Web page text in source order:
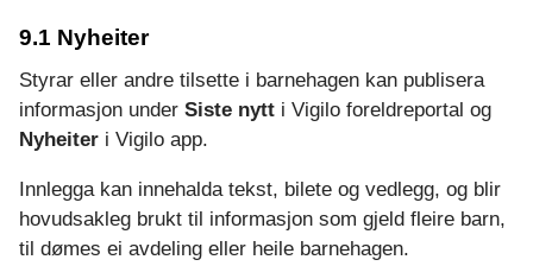
9.1 Nyheiter
Styrar eller andre tilsette i barnehagen kan publisera
informasjon under Siste nytt i Vigilo foreldreportal og
Nyheiter i Vigilo app.
Innlegga kan innehalda tekst, bilete og vedlegg, og blir
hovudsakleg brukt til informasjon som gjeld fleire barn,
til dømes ei avdeling eller heile barnehagen.